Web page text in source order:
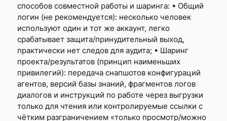
способов совместной работы и шаринга: • Общий
логин (не рекомендуется): несколько человек
используют один и тот же аккаунт, легко
срабатывает защита/принудительный выход,
практически нет следов для аудита; • Шаринг
проекта/результатов (принцип наименьших
привилегий): передача снапшотов конфигураций
агентов, версий базы знаний, фрагментов логов
диалогов и инструкций по работе через выгрузки
только для чтения или контролируемые ссылки с
чётким разграничением «только просмотр/можно